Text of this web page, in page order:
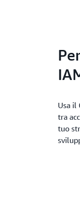
Usa il
tra
tuo